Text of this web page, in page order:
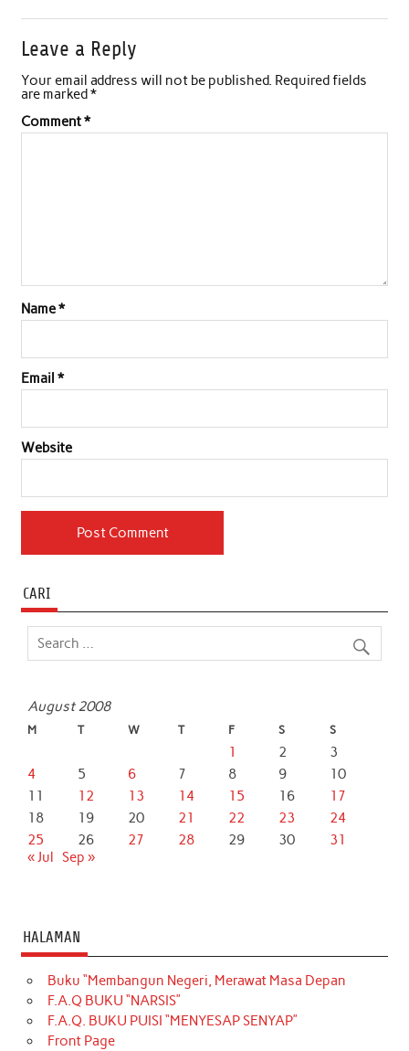
Leave a Reply
Your email address will not be published. Required fields
are marked*
Comment*
Name*
Email *
Website
CARI
August 2008
M T W T F S S
1 2
3
4
5 6 7 8 9
10
11
12 13 14 15 16
17
18
19 20 21 22 23
24
25
26 27 28 29 30
31
« Jul Sep »
HALAMAN
Buku “Membangun Negeri, Merawat Masa Depan
F.A.Q BUKU “NARSIS”
F.A.Q. BUKU PUISI “MENYESAP SENYAP”
Front Page